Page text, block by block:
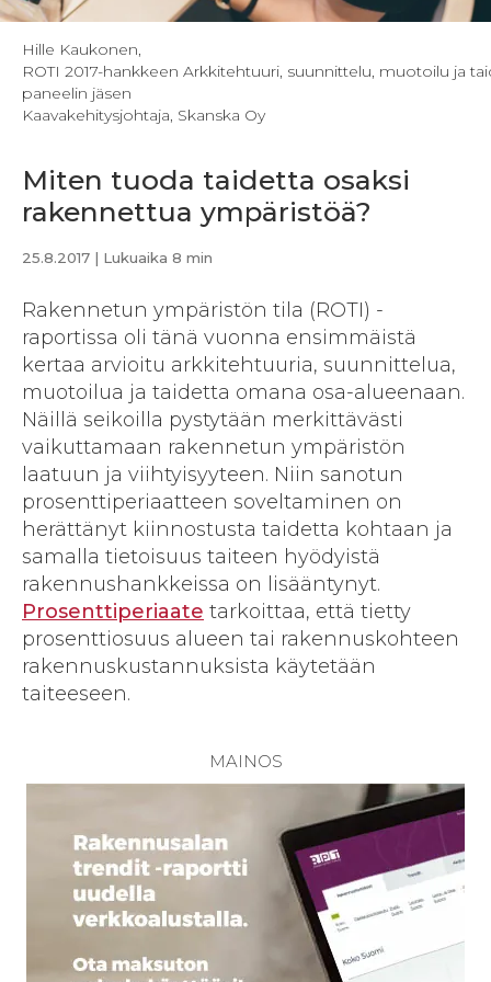
Hille Kaukonen,
ROTI 2017-hankkeen Arkkitehtuuri, suunnittelu, muotoilu ja
paneelin jäsen
Kaavakehitysjohtaja, Skanska Oy
Miten tuoda taidetta osaksi
rakennettua ympäristöä?
25.8.2017 | Lukuaika 8 min
Rakennetun ympäristön tila (ROTI) -
raportissa oli tänä vuonna ensimmäistä
kertaa arvioitu arkkitehtuuria, suunnittelua,
muotoilua ja taidetta omana osa-alueenaan.
Näillä seikoilla pystytään merkittävästi
vaikuttamaan rakennetun ympäristön
laatuun ja viihtyisyyteen. Niin sanotun
prosenttiperiaatteen soveltaminen on
herättänyt kiinnostusta taidetta kohtaan ja
samalla tietoisuus taiteen hyödyistä
rakennushankkeissa on lisääntynyt.
Prosenttiperiaate tarkoittaa, että tietty
prosenttiosuus alueen tai rakennuskohteen
rakennuskustannuksista käytetään
taiteeseen.